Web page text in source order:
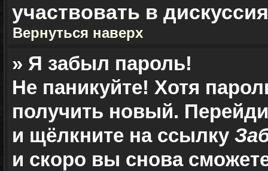
участвовать в
Вернуться наверх
» Я забыл пароль!
Не паникуйте! Хотя
получить новый.
и щёлкните на ссылку
и скоро вы снова